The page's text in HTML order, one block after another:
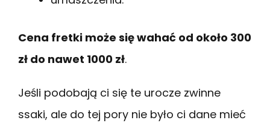
Cena fretki może się wahać od około 300
zł do nawet 1000 zł.
Jeśli podobają ci się te urocze zwinne
ssaki, ale do tej pory nie było ci dane mieć